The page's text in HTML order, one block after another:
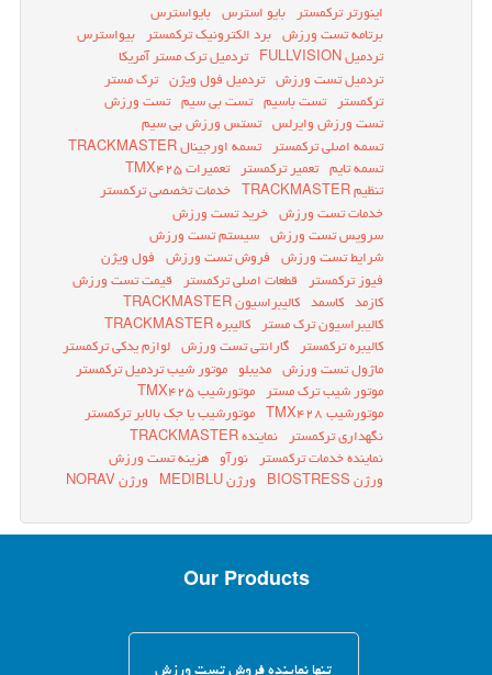
اینورتر ترکمستر
بایو استرس
بایواسترس
برتامه تست ورزش
برد الکترونیک ترکمستر
بیواسترس
تردمیل FULLVISION
تردمیل ترک مستر آمریکا
تردمیل تست ورزش
تردمیل فول ویژن
ترک مستر
ترکمستر
تست باسیم تست بی سیم
تست ورزش
تست ورزش وایرلس
تستس ورزش بی سیم
تسمه اصلی ترکمستر
تسمه اورجینال TRACKMASTER
تسمه تایم
تعمیر ترکمستر
تعمیرات TMX425
تنظیم TRACKMASTER
خدمات تخصصی ترکمستر
خدمات تست ورزش
خرید تست ورزش
سرویس تست ورزش
سیستم تست ورزش
شرایط تست ورزش
فروش تست ورزش
فول ویژن
فیوز ترکمستر
قطعات اصلی ترکمستر
قیمت تست ورزش
کازمد
کاسمد
کالیبراسیون TRACKMASTER
کالیبراسیون ترک مستر
کالیبره TRACKMASTER
کالیبره ترکمستر
گارانتی تست ورزش
لوازم یدکی ترکمستر
ماژول تست ورزش
مدیبلو
موتور شیب تردمیل ترکمستر
موتور شیب ترک مستر
موتورشیب TMX425
موتورشیب TMX428
موتورشیب یا جک بالابر ترکمستر
نگهداری ترکمستر
نماینده TRACKMASTER
نماینده خدمات ترکمستر
نورآو
هزینه تست ورزش
ورژن BIOSTRESS
ورژن MEDIBLU ورژن NORAV
Our Products
تنها نماینده فروش تست ورزش